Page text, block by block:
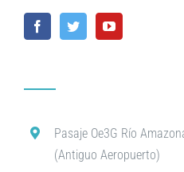
Pasaje Oe3G Río
(Antiguo Aeropuerto)